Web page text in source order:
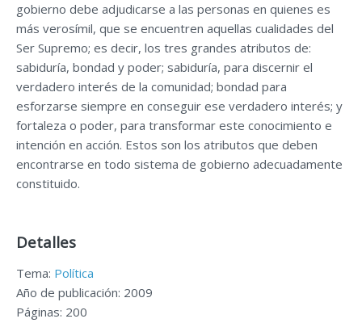
gobierno debe adjudicarse a las personas en quienes es
más verosímil, que se encuentren aquellas cualidades del
Ser Supremo; es decir, los tres grandes atributos de:
sabiduría, bondad y poder; sabiduría, para discernir el
verdadero interés de la comunidad; bondad para
esforzarse siempre en conseguir ese verdadero interés; y
fortaleza o poder, para transformar este conocimiento e
intención en acción. Estos son los atributos que deben
encontrarse en todo sistema de gobierno adecuadamente
constituido.
Detalles
Tema: Política
Año de publicación: 2009
Páginas: 200